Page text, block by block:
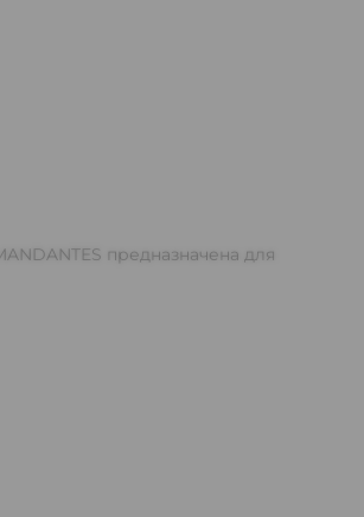
предназначена для